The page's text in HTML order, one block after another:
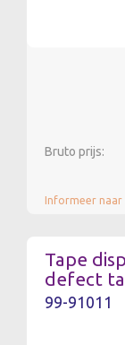
Bruto prijs:
Informeer naar
Tape
defect
99-91011